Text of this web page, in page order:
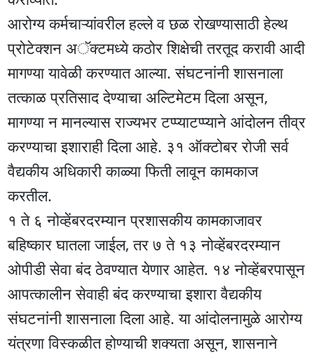
आरोग्य कर्मचाऱ्यांवरील हल्ले व छळ रोखण्यासाठी हेल्थ
प्रोटेक्शन अॅक्टमध्ये कठोर शिक्षेची तरतूद करावी आदी
मागण्या यावेळी करण्यात आल्या. संघटनांनी शासनाला
तत्काळ प्रतिसाद देण्याचा अल्टिमेटम दिला असून,
मागण्या न मानल्यास राज्यभर टप्प्याटप्प्याने आंदोलन तीव्र
करण्याचा इशाराही दिला आहे. ३१ ऑक्टोबर रोजी सर्व
वैद्यकीय अधिकारी काळ्या फिती लावून कामकाज
करतील.
१ ते ६ नोव्हेंबरदरम्यान प्रशासकीय कामकाजावर
बहिष्कार घातला जाईल, तर ७ ते १३ नोव्हेंबरदरम्यान
ओपीडी सेवा बंद ठेवण्यात येणार आहेत. १४ नोव्हेंबरपासून
आपत्कालीन सेवाही बंद करण्याचा इशारा वैद्यकीय
संघटनांनी शासनाला दिला आहे. या आंदोलनामुळे आरोग्य
यंत्रणा विस्कळीत होण्याची शक्यता असून, शासनाने